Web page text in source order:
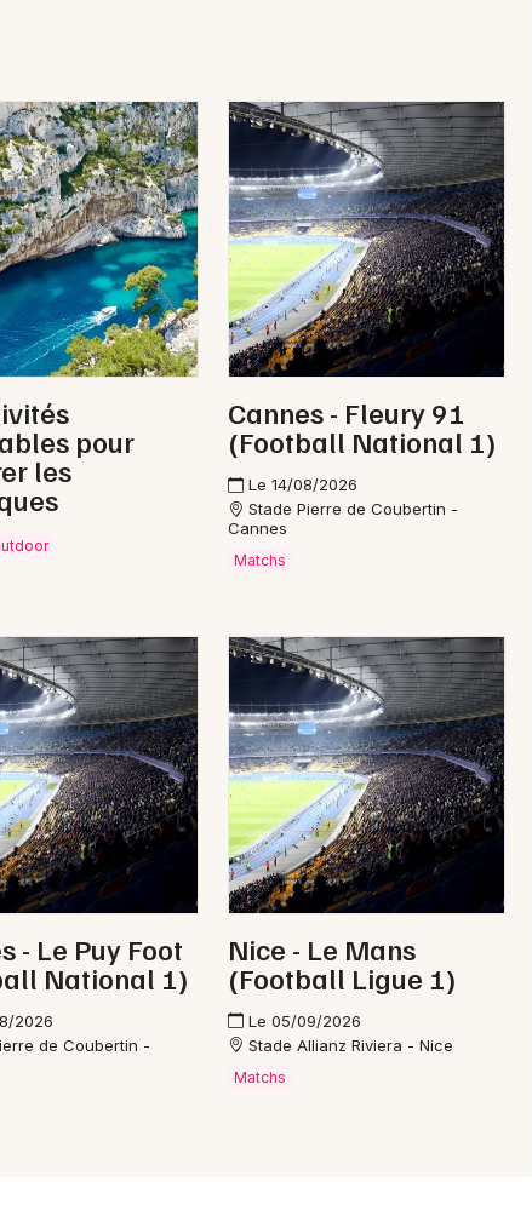
Je m'abonne
pour
les
Cannes - Fleury 91
(Football National 1)
Le 14/08/2026
Stade Pierre de Coubertin -
Cannes
Matchs
- Le Puy Foot
National 1)
2026
de Coubertin -
Nice - Le Mans
(Football Ligue 1)
Le 05/09/2026
Stade Allianz Riviera - Nice
Matchs